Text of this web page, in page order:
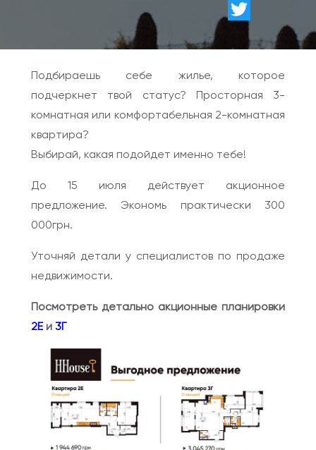
Facebook
Подбираешь себе жилье, которое
подчеркнет твой статус? Просторная 3-
комнатная или комфортабельная 2-комнатная
квартира?
Выбирай, какая подойдет именно тебе!
До 15 июля действует акционное
предложение. Экономь практически 300
000грн.
Уточняй детали у специалистов по продаже
недвижимости.
Посмотреть детально акционные планировки
2Е и 3Г